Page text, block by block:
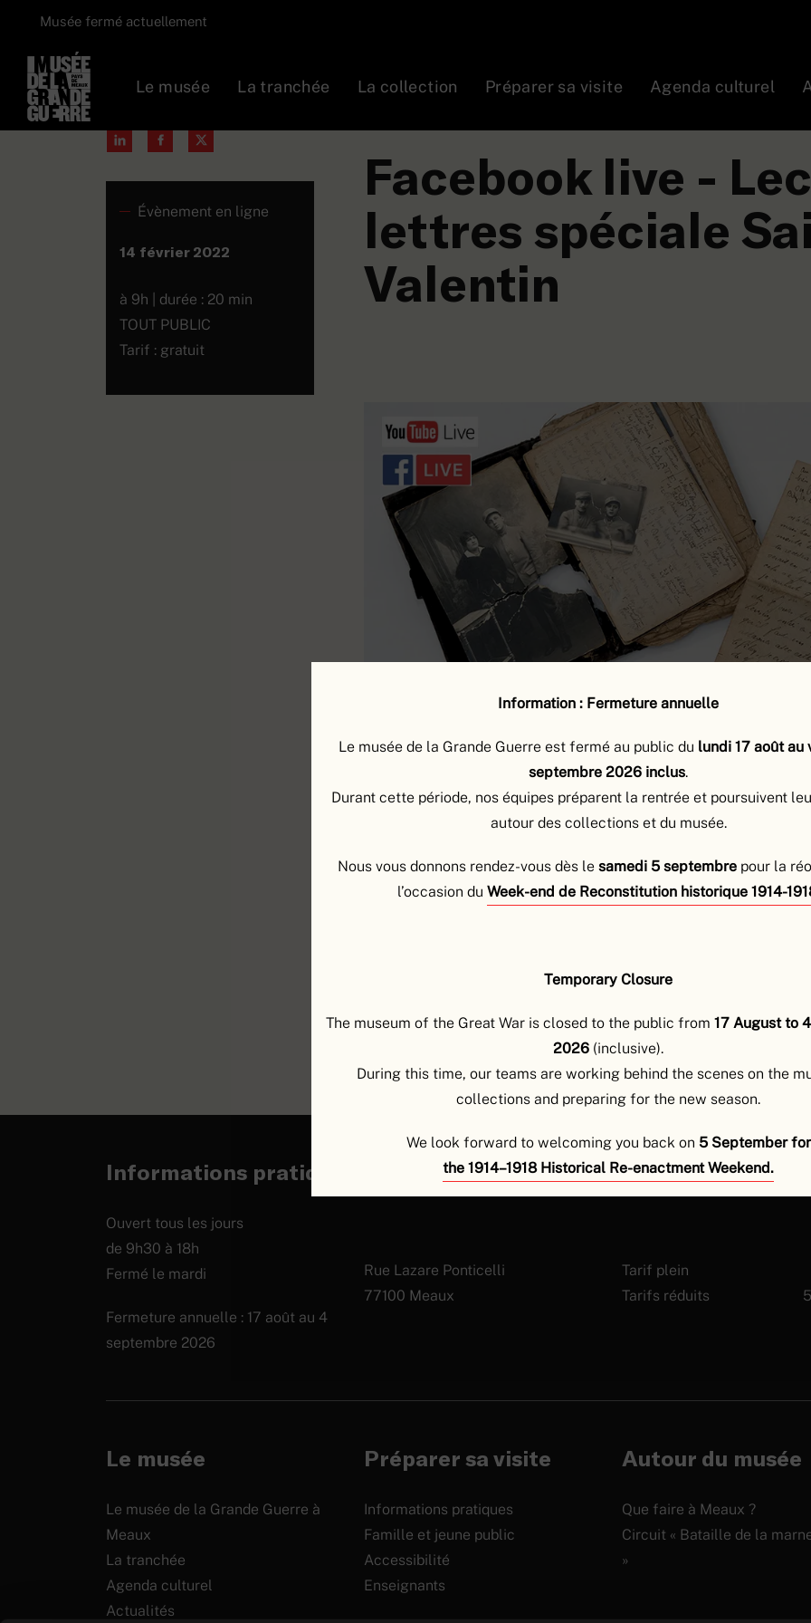
Information : Fermeture annuelle
Le musée de la Grande Guerre est fermé au public du lundi 17 août au
septembre 2026 inclus.
Durant cette période, nos équipes préparent la rentrée et poursuivent
autour des collections et du musée.
Nous vous donnons rendez-vous dès le samedi 5 septembrepour la
l’occasion du Week-end de Reconstitution historique 1914-
Temporary Closure
The museum of the Great War is closed to the public from 17 August to
2026 (inclusive).
During this time, our teams are working behind the scenes on the
collections and preparing for the new season.
We look forward to welcoming you back on 5 September for
the 1914–1918 Historical Re-enactment Weekend.
Musée fermé actuellement
Le musée La tranchée La collection Préparer sa visite Agenda culturel
Évènement en ligne
14 février 2022
à 9h | durée : 20 min
TOUT PUBLIC
Tarif : gratuit
Lecture de lettres –
Facebook live -
lettres spéciale
Valentin
Écoutez des lectures de lettres entre les soldats et leurs proches,
musée.
Amantes, enfants, parents, fratries, camarades… pendant la
CONNECTEZ-VOUS À NOTRE PAGE FACEBOOK
Informations pratiques
Ouvert tous les jours
de 9h30 à 18h
Fermé le mardi
Fermeture annuelle : 17 août au 4
septembre 2026
Rue Lazare Ponticelli
77100 Meaux
Tarif plein
Tarifs réduits
Le musée
Le musée de la Grande Guerre à
Meaux
La tranchée
Agenda culturel
Actualités
Préparer sa visite
Informations pratiques
Famille et jeune public
Accessibilité
Enseignants
Autour du musée
Que faire à Meaux ?
Circuit « Bataille de la
»